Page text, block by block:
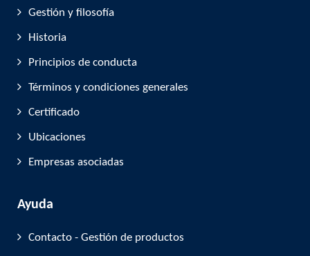
Gestión y filosofía
Historia
Principios de conducta
Términos y condiciones generales
Certificado
Ubicaciones
Empresas asociadas
Ayuda
Contacto - Gestión de productos